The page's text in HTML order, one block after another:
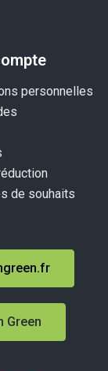
personnelles
de souhaits
Green